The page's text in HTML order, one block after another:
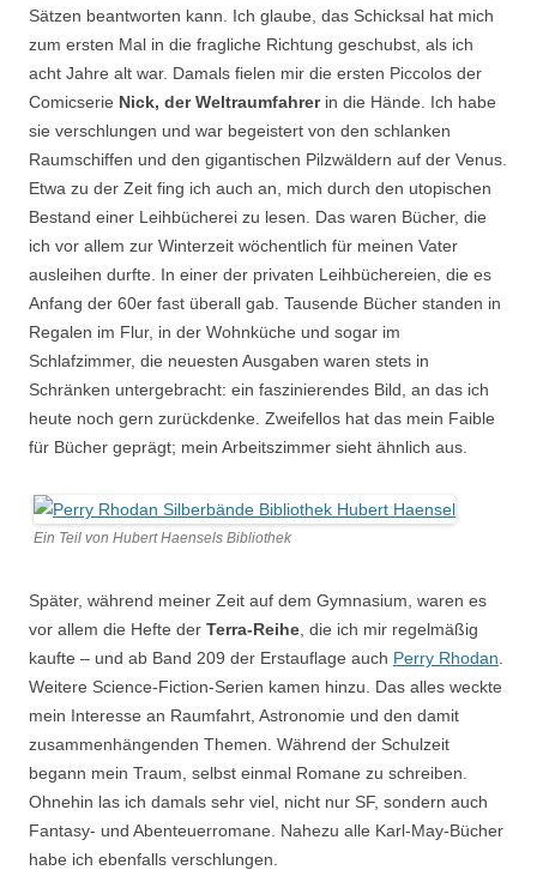
Sätzen beantworten kann. Ich glaube, das Schicksal hat mich
zum ersten Mal in die fragliche Richtung geschubst, als ich
acht Jahre alt war. Damals fielen mir die ersten Piccolos der
Comicserie Nick, der Weltraumfahrerin die Hände. Ich habe
sie verschlungen und war begeistert von den schlanken
Raumschiffen und den gigantischen Pilzwäldern auf der Venus.
Etwa zu der Zeit fing ich auch an, mich durch den utopischen
Bestand einer Leihbücherei zu lesen. Das waren Bücher, die
ich vor allem zur Winterzeit wöchentlich für meinen Vater
ausleihen durfte. In einer der privaten Leihbüchereien, die es
Anfang der 60er fast überall gab. Tausende Bücher standen in
Regalen im Flur, in der Wohnküche und sogar im
Schlafzimmer, die neuesten Ausgaben waren stets in
Schränken untergebracht: ein faszinierendes Bild, an das ich
heute noch gern zurückdenke. Zweifellos hat das mein Faible
für Bücher geprägt; mein Arbeitszimmer sieht ähnlich aus.
Ein Teil von Hubert Haensels Bibliothek
Später, während meiner Zeit auf dem Gymnasium, waren es
vor allem die Hefte der Terra-Reihe , die ich mir regelmäßig
kaufte – und ab Band 209 der Erstauflage auch Perry Rhodan
Weitere Science-Fiction-Serien kamen hinzu. Das alles weckte
mein Interesse an Raumfahrt, Astronomie und den damit
zusammenhängenden Themen. Während der Schulzeit
begann mein Traum, selbst einmal Romane zu schreiben.
Ohnehin las ich damals sehr viel, nicht nur SF, sondern auch
Fantasy- und Abenteuerromane. Nahezu alle Karl-May-Bücher
habe ich ebenfalls verschlungen.